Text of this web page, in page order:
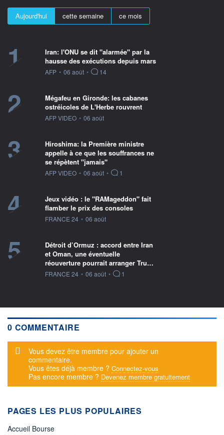
Aujourd'hui cette semaine ce mois
1
Iran: l'ONU se dit "alarmée" par la
hausse des exécutions depuis mars
information fournie par
AFP • 06 août • 14
2
Mégafeu en Gironde: les cabanes
ostréicoles de L'Herbe rouvrent
information fournie par
AFP VIDEO • 06 août
3
Hiroshima: la Première ministre
appelle à ce que les souffrances ne
se répètent "jamais"
information fournie par
AFP VIDEO • 06 août • 1
4
Jeux vidéo : le "RAMageddon" fait
flamber le prix des consoles
information fournie par
FRANCE 24 • 06 août
5
Détroit d’Ormuz : accord entre Iran
et Oman, une éventuelle
réouverture pourrait arranger Tru…
information fournie par
FRANCE 24 • 06 août • 1
0 COMMENTAIRE
Message d'alerte
Vous devez être membre pour ajouter un
commentaire.
Vous êtes déjà membre ? Connectez-vous
Pas encore membre ? Devenez membre gratuitement
PAGES LES PLUS POPULAIRES
Accueil Bourse